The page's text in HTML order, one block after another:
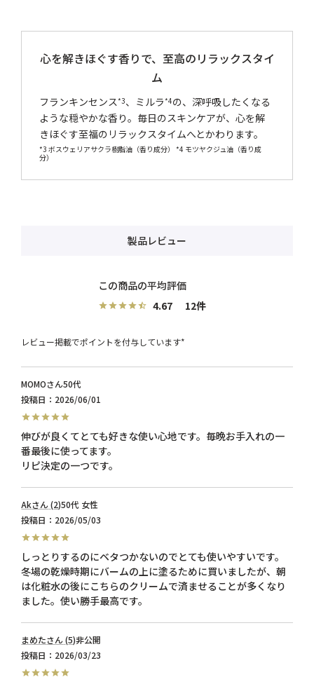
心を解きほぐす香りで、至高のリラックスタイ
ム
フランキンセンス*3、ミルラ*4の、深呼吸したくなる
ような穏やかな香り。毎日のスキンケアが、心を解
きほぐす至福のリラックスタイムへとかわります。
*3 ボスウェリアサクラ樹脂油（香り成分） *4 モツヤクジュ油（香り成
分）
製品レビュー
4.67 12
レビュー掲載でポイントを付与しています*
MOMO
50代
投稿日
2026/06/01
伸びが良くてとても好きな使い心地です。毎晩お手入れの一
番最後に使ってます。
Ak 2 50代 女性
投稿日
2026/05/03
しっとりするのにベタつかないのでとても使いやすいです。
冬場の乾燥時期にバームの上に塗るために買いましたが、朝
は化粧水の後にこちらのクリームで済ませることが多くなり
ました。使い勝手最高です。
まめた 5 非公開
投稿日
2026/03/23